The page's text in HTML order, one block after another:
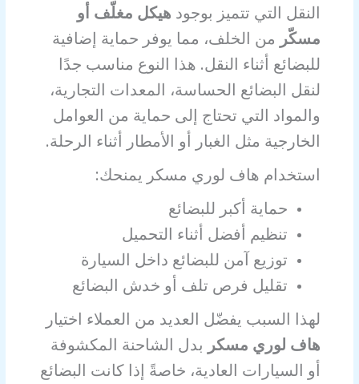
النقل التي تتميز بوجود هيكل مغلّف أو
مسكّر من الخلف، مما يوفر حماية إضافية
للبضائع أثناء النقل. هذا النوع مناسب جدًا
لنقل البضائع الحساسة، المعدات التجارية،
والمواد التي تحتاج إلى حماية من العوامل
الخارجية مثل الغبار أو الأمطار أثناء الرحلة.
استخدام هاف لوري مسكر يمنحك:
حماية أكبر للبضائع
تنظيم أفضل أثناء التحميل
توزيع آمن للبضائع داخل السيارة
تقليل فرص تلف أو خدش البضائع
لهذا السبب يفضّل العديد من العملاء اختيار
هاف لوري مسكر بدل الشاحنة المكشوفة
أو السيارات العادية، خاصةً إذا كانت البضائع